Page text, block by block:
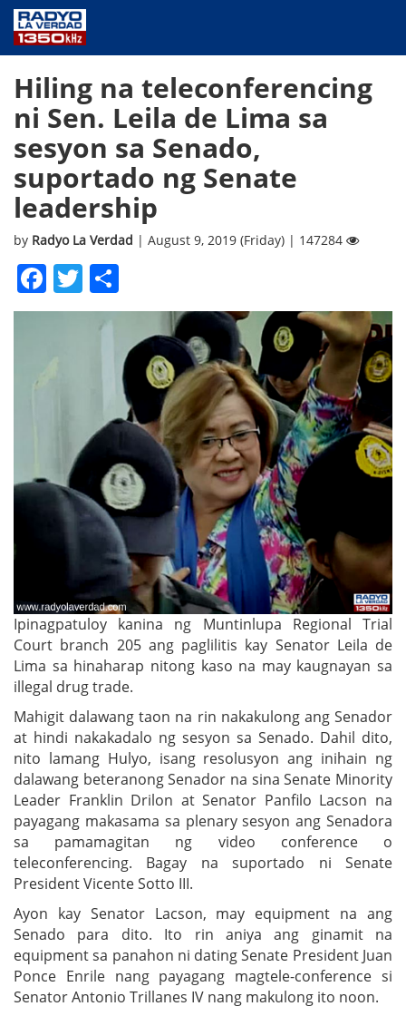
PUBLIC SERVICE
ANNOUNCEMENTS
PROGRAMS
ABOUT
CONTACT US
Hiling na teleconferencing
ni Sen. Leila de Lima sa
sesyon sa Senado,
suportado ng Senate
leadership
by Radyo La Verdad | August 9, 2019 (Friday) | 147284
Facebook
Twitter
Ipinagpatuloy kanina ng Muntinlupa Regional Trial
Court branch 205 ang paglilitis kay Senator Leila de
Lima sa hinaharap nitong kaso na may kaugnayan sa
illegal drug trade.
Mahigit dalawang taon na rin nakakulong ang Senador
at hindi nakakadalo ng sesyon sa Senado. Dahil dito,
nito lamang Hulyo, isang resolusyon ang inihain ng
dalawang beteranong Senador na sina Senate Minority
Leader Franklin Drilon at Senator Panfilo Lacson na
payagang makasama sa plenary sesyon ang Senadora
sa pamamagitan ng video conference o
teleconferencing. Bagay na suportado ni Senate
President Vicente Sotto III.
Ayon kay Senator Lacson, may equipment na ang
Senado para dito. Ito rin aniya ang ginamit na
equipment sa panahon ni dating Senate President Juan
Ponce Enrile nang payagang magtele-conference si
Senator Antonio Trillanes IV nang makulong ito noon.